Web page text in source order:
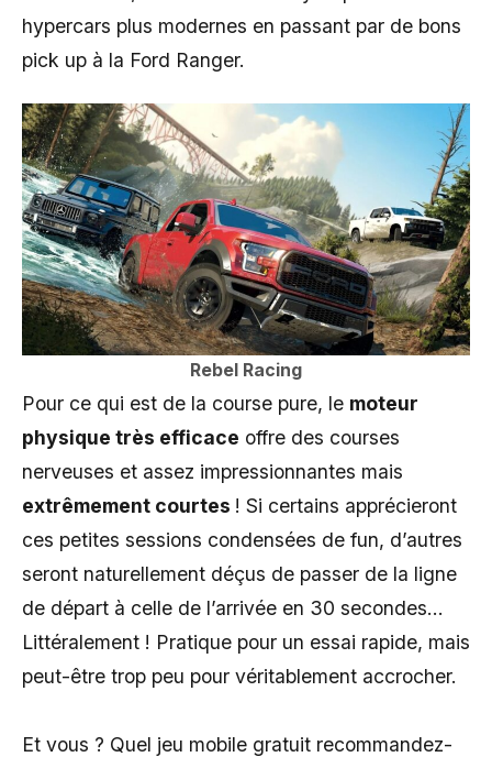
hypercars plus modernes en passant par de bons
pick up à la Ford Ranger.
Rebel Racing
Pour ce qui est de la course pure, le moteur
physique très efficace offre des courses
nerveuses et assez impressionnantes mais
extrêmement courtes ! Si certains apprécieront
ces petites sessions condensées de fun, d’autres
seront naturellement déçus de passer de la ligne
de départ à celle de l’arrivée en 30 secondes…
Littéralement ! Pratique pour un essai rapide, mais
peut-être trop peu pour véritablement accrocher.
Et vous ? Quel jeu mobile gratuit recommandez-